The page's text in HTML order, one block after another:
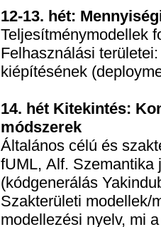
12-13. hét:
Teljesítménymodellek
Felhasználási
kiépítésének
14. hét Kitekintés:
módszerek
Általános célú és
fUML, Alf. Szemantika
(kódgenerálás
Szakterületi modellek/
modellezési nyelv, mi